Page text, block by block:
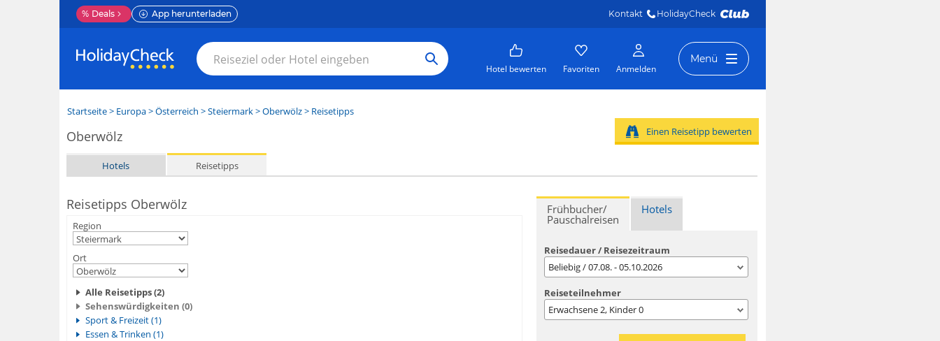
% Deals App herunterladen Kontakt HolidayCheck
Hotel bewerten Favoriten Anmelden
Menü
Startseite> Europa>Österreich >Steiermark>Oberwölz> Reisetipps
Oberwölz
Hotels Reisetipps
Einen Reisetipp bewerten
Reisetipps Oberwölz
Region
Ort
Alle Reisetipps (2)
Sehenswürdigkeiten (0)
Sport & Freizeit (1)
Essen & Trinken (1)
Frühbucher/
Pauschalreisen
Hotels
Reisedauer / Reisezeitraum
Beliebig / 07.08. - 05.10.2026
Reiseteilnehmer
Erwachsene2, Kinder0